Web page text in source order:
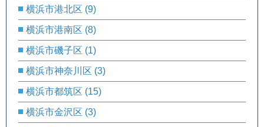
横浜市港北区 (9)
横浜市港南区 (8)
横浜市磯子区 (1)
横浜市神奈川区 (3)
横浜市都筑区 (15)
横浜市金沢区 (3)